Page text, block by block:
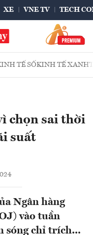
XE VNE TV TECH
TẾ SỐKINH TẾ XANH
chọn sai thời
suất
Ngân hàng
vào tuần
sóng chỉ trích...